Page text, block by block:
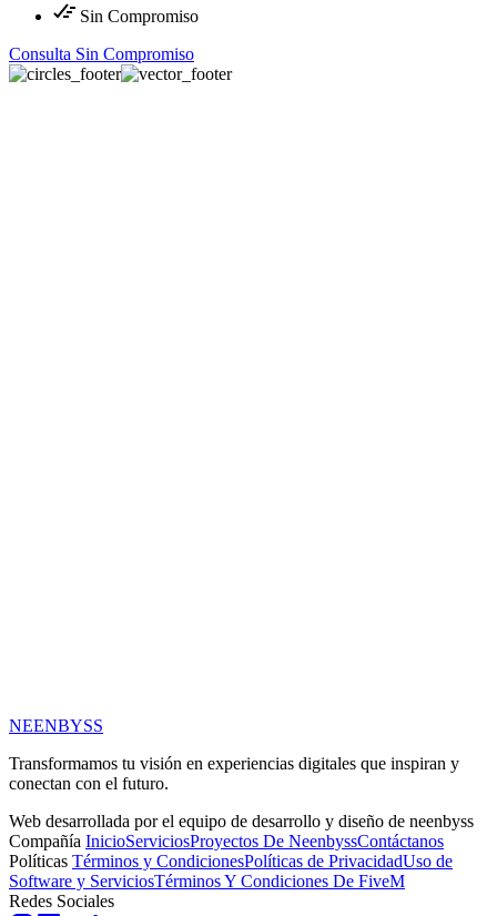
Sin Compromiso
Consulta Sin Compromiso
NEENBYSS
Transformamos tu visión en experiencias digitales que inspiran y
conectan con el futuro.
Web desarrollada por el equipo de desarrollo y diseño de neenbyss
Compañía InicioServiciosProyectos De NeenbyssContáctanos
Políticas Términos y CondicionesPolíticas de PrivacidadUso de
Software y ServiciosTérminos Y Condiciones De FiveM
Redes Sociales